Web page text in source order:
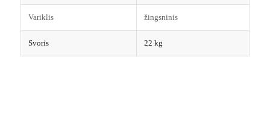
Variklis žingsninis
Svoris 22 kg